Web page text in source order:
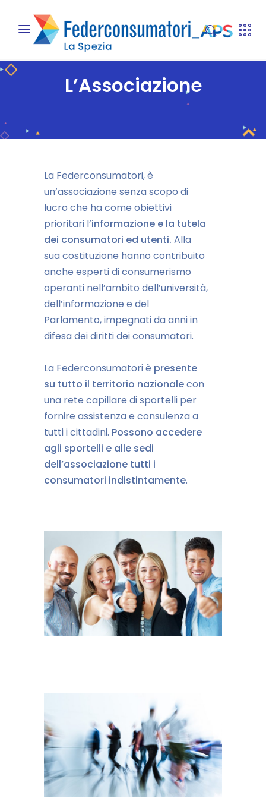
L’Associazione
La Federconsumatori, è
un’associazione senza scopo di
lucro che ha come obiettivi
prioritari l’informazione e la tutela
dei consumatori ed utenti. Alla
sua costituzione hanno contribuito
anche esperti di consumerismo
operanti nell’ambito dell’università,
dell’informazione e del
Parlamento, impegnati da anni in
difesa dei diritti dei consumatori.
La Federconsumatori è presente
su tutto il territorio nazionalecon
una rete capillare di sportelli per
fornire assistenza e consulenza a
tutti i cittadini. Possono accedere
agli sportelli e alle sedi
dell’associazione tutti i
consumatori indistintamente.